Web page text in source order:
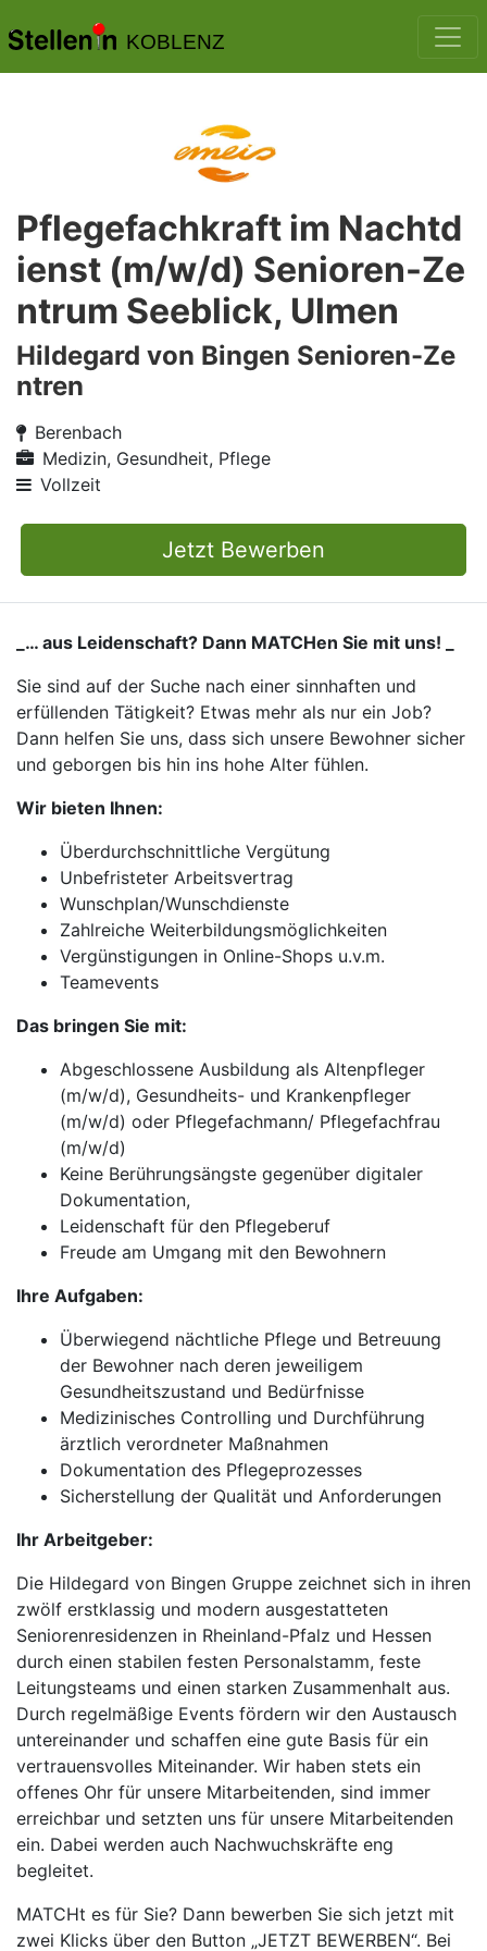
KOBLENZ
Pflegefachkraft im Nachtd
ienst (m/w/d) Senioren-Ze
ntrum Seeblick, Ulmen
Hildegard von Bingen Senioren-Ze
ntren
Berenbach
Medizin, Gesundheit, Pflege
Vollzeit
Jetzt Bewerben
_… aus Leidenschaft? Dann MATCHen Sie mit uns! _
Sie sind auf der Suche nach einer sinnhaften und
erfüllenden Tätigkeit? Etwas mehr als nur ein Job?
Dann helfen Sie uns, dass sich unsere Bewohner sicher
und geborgen bis hin ins hohe Alter fühlen.
Wir bieten Ihnen:
Überdurchschnittliche Vergütung
Unbefristeter Arbeitsvertrag
Wunschplan/Wunschdienste
Zahlreiche Weiterbildungsmöglichkeiten
Vergünstigungen in Online-Shops u.v.m.
Teamevents
Das bringen Sie mit:
Abgeschlossene Ausbildung als Altenpfleger
(m/w/d), Gesundheits- und Krankenpfleger
(m/w/d) oder Pflegefachmann/ Pflegefachfrau
(m/w/d)
Keine Berührungsängste gegenüber digitaler
Dokumentation,
Leidenschaft für den Pflegeberuf
Freude am Umgang mit den Bewohnern
Ihre Aufgaben:
Überwiegend nächtliche Pflege und Betreuung
der Bewohner nach deren jeweiligem
Gesundheitszustand und Bedürfnisse
Medizinisches Controlling und Durchführung
ärztlich verordneter Maßnahmen
Dokumentation des Pflegeprozesses
Sicherstellung der Qualität und Anforderungen
Ihr Arbeitgeber:
Die Hildegard von Bingen Gruppe zeichnet sich in ihren
zwölf erstklassig und modern ausgestatteten
Seniorenresidenzen in Rheinland-Pfalz und Hessen
durch einen stabilen festen Personalstamm, feste
Leitungsteams und einen starken Zusammenhalt aus.
Durch regelmäßige Events fördern wir den Austausch
untereinander und schaffen eine gute Basis für ein
vertrauensvolles Miteinander. Wir haben stets ein
offenes Ohr für unsere Mitarbeitenden, sind immer
erreichbar und setzten uns für unsere Mitarbeitenden
ein. Dabei werden auch Nachwuchskräfte eng
begleitet.
MATCHt es für Sie? Dann bewerben Sie sich jetzt mit
zwei Klicks über den Button „JETZT BEWERBEN“. Bei